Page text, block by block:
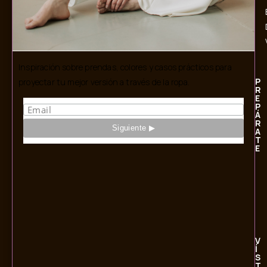
Inspiración sobre prendas, colores y casos prácticos para
proyectar tu mejor versión a través de la ropa.
P
R
E
P
Á
R
A
T
E
V
Í
S